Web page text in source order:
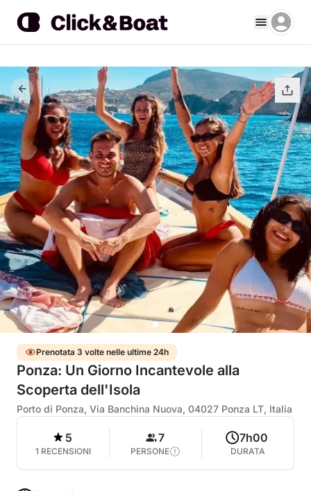
Prenotata 3 volte nelle ultime 24h
Ponza: Un Giorno Incantevole alla
Scoperta dell'Isola
Porto di Ponza, Via Banchina Nuova, 04027 Ponza LT, Italia
5
1 RECENSIONI
7
PERSONE
7h00
DURATA